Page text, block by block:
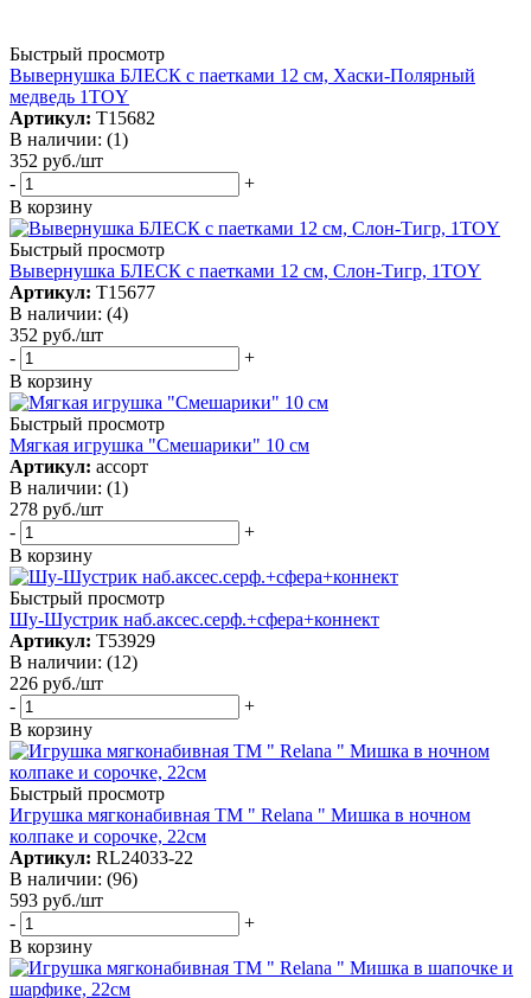
Быстрый просмотр
Вывернушка БЛЕСК с паетками 12 см, Хаски-Полярный
медведь 1TOY
Артикул: Т15682
В наличии: (1)
352 руб./шт
-
+
В корзину
Быстрый просмотр
Вывернушка БЛЕСК с паетками 12 см, Слон-Тигр, 1TOY
Артикул: Т15677
В наличии: (4)
352 руб./шт
-
+
В корзину
Быстрый просмотр
Мягкая игрушка "Смешарики" 10 см
Артикул: ассорт
В наличии: (1)
278 руб./шт
-
+
В корзину
Быстрый просмотр
Шу-Шустрик наб.аксес.серф.+сфера+коннект
Артикул: Т53929
В наличии: (12)
226 руб./шт
-
+
В корзину
Быстрый просмотр
Игрушка мягконабивная TM " Relana " Мишка в ночном
колпаке и сорочке, 22см
Артикул: RL24033-22
В наличии: (96)
593 руб./шт
-
+
В корзину